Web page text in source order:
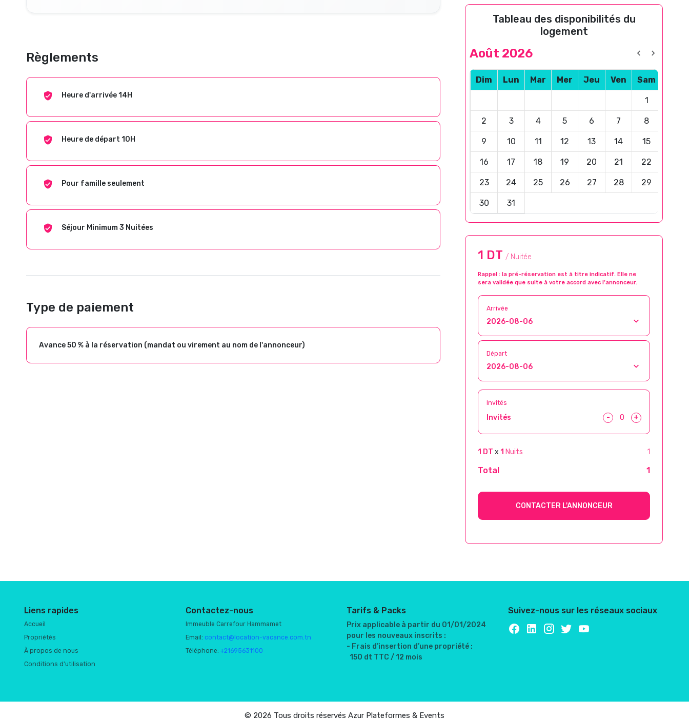
Règlements
Heure d'arrivée 14H
Heure de départ 10H
Pour famille seulement
Séjour Minimum 3 Nuitées
Type de paiement
Avance 50 % à la réservation (mandat ou virement au nom de l'annonceur)
Tableau des disponibilités du
logement
Août 2026
Dim Lun Mar Mer Jeu Ven Sam
1
2 3 4 5 6 7 8
9 10 11 12 13 14 15
16 17 18 19 20 21 22
23 24 25 26 27 28 29
30 31
1 DT / Nuitée
Rappel : la pré-réservation est à titre indicatif. Elle ne
sera validée que suite à votre accord avec l’annonceur.
Arrivée
Départ
Invités
Invités - +
1 DT x 1 Nuits 1
Total 1
CONTACTER L'ANNONCEUR
Liens rapides
Accueil
Propriétés
À propos de nous
Conditions d'utilisation
Contactez-nous
Immeuble Carrefour Hammamet
Email: contact@location-vacance.com.tn
Téléphone: +21695631100
Tarifs & Packs
Prix applicable à partir du 01/01/2024
pour les nouveaux inscrits :
- Frais d’insertion d’une propriété :
150 dt TTC / 12 mois
Suivez-nous sur les réseaux sociaux
© 2026 Tous droits réservés Azur Plateformes & Events